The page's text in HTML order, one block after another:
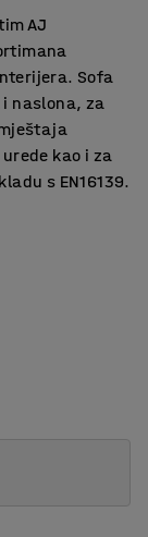
AJ
Sofa
naslona, za
kao i za
s EN16139.